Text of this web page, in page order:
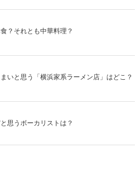
？それとも中華料理？
いと思う「横浜家系ラーメン店」はどこ？
思うボーカリストは？